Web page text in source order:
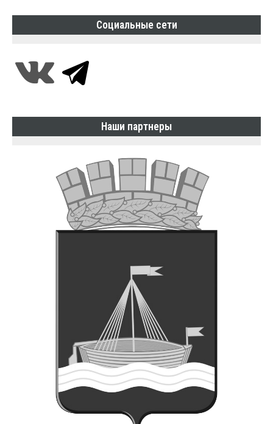
Социальные сети
Наши партнеры